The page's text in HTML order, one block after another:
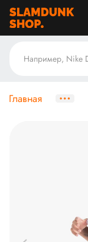
Главная